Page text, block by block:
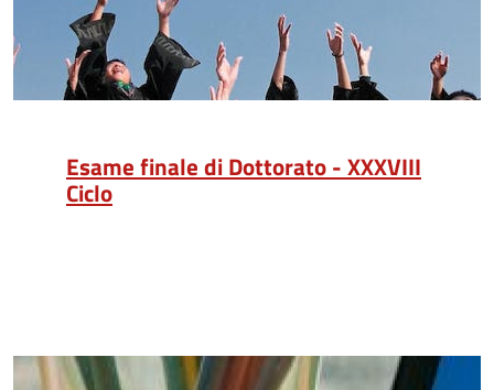
Esame finale di Dottorato - XXXVIII
Ciclo